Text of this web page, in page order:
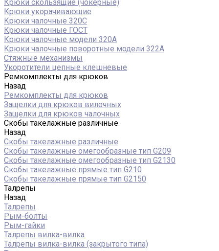
Крюки скользящие (чокерные)
Крюки укорачивающие
Крюки чалочные 320C
Крюки чалочные ГОСТ
Крюки чалочные модели 320А
Крюки чалочные поворотные модели 322А
Стяжные механизмы
Укоротители цепные клешневые
Ремкомплекты для крюков
Назад
Ремкомплекты для крюков
Защелки для крюков вилочных
Защелки для крюков чалочных
Скобы такелажные различные
Назад
Скобы такелажные различные
Скобы такелажные омегообразные тип G209
Скобы такелажные омегообразные тип G2130
Скобы такелажные прямые тип G210
Скобы такелажные прямые тип G2150
Талрепы
Назад
Талрепы
Рым-болты
Рым-гайки
Талрепы вилка-вилка
Талрепы вилка-вилка (закрытого типа)